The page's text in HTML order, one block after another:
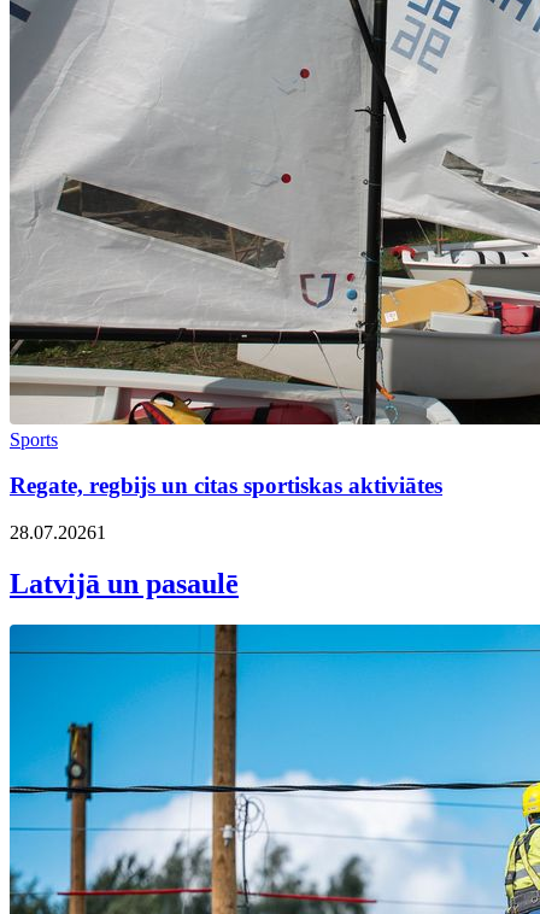
Sports
Regate, regbijs un citas sportiskas aktiviātes
28.07.20261
Latvijā un pasaulē